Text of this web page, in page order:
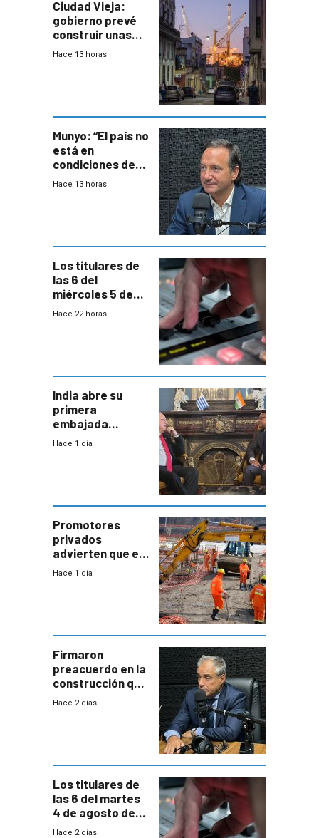
Ciudad Vieja:
gobierno prevé
construir unas
mil viviendas en
Hace 13 horas
Munyo: “El país no
está en
condiciones de
enfrentar una
Hace 13 horas
Los titulares de
las 6 del
miércoles 5 de
agosto de 2026
Hace 22 horas
India abre su
primera
embajada
residente en
enorme
potencial
Hace 1 día
Promotores
privados
advierten que el
nuevo convenio
a revisar
proyectos
Hace 1 día
Firmaron
preacuerdo en la
construcción que
comprende
Hace 2 días
Los titulares de
las 6 del martes
4 de agosto de
2026
Hace 2 días